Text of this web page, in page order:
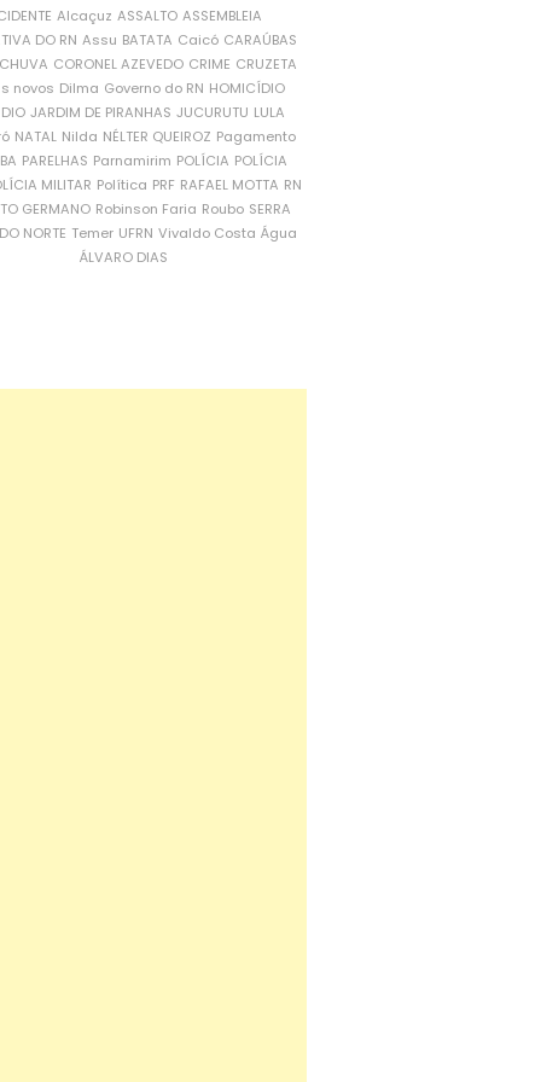
Alcaçuz ASSALTO ASSEMBLEIA
DO RN Assu BATATA Caicó CARAÚBAS
CORONEL AZEVEDO CRIME CRUZETA
novos Dilma Governo do RN HOMICÍDIO
JARDIM DE PIRANHAS JUCURUTU LULA
NATAL Nilda NÉLTER QUEIROZ Pagamento
PARELHAS Parnamirim POLÍCIA POLÍCIA
MILITAR Política PRF RAFAEL MOTTA RN
GERMANO Robinson Faria Roubo SERRA
NORTE Temer UFRN Vivaldo Costa Água
ÁLVARO DIAS